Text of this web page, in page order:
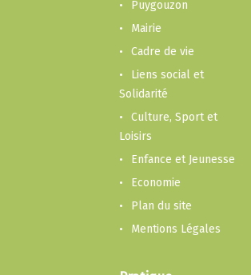
Puygouzon
Mairie
Cadre de vie
Liens social et
Solidarité
Culture, Sport et
Loisirs
Enfance et Jeunesse
Economie
Plan du site
Mentions Légales